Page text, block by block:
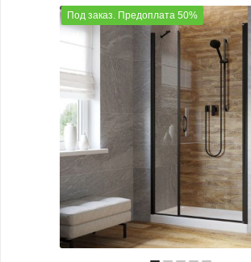
Под заказ. Предоплата 50%